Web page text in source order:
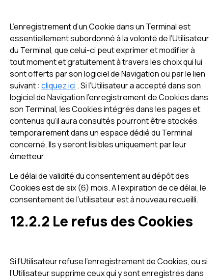
L’enregistrement d’un Cookie dans un Terminal est
essentiellement subordonné à la volonté de l’Utilisateur
du Terminal, que celui-ci peut exprimer et modifier à
tout moment et gratuitement à travers les choix qui lui
sont offerts par son logiciel de Navigation ou par le lien
suivant : cliquez ici . Si l’Utilisateur a accepté dans son
logiciel de Navigation l’enregistrement de Cookies dans
son Terminal, les Cookies intégrés dans les pages et
contenus qu’il aura consultés pourront être stockés
temporairement dans un espace dédié du Terminal
concerné. Ils y seront lisibles uniquement par leur
émetteur.
Le délai de validité du consentement au dépôt des
Cookies est de six (6) mois. A l’expiration de ce délai, le
consentement de l’utilisateur est à nouveau recueilli.
12.2.2 Le refus des Cookies
Si l’Utilisateur refuse l’enregistrement de Cookies, ou si
l’Utilisateur supprime ceux qui y sont enregistrés dans